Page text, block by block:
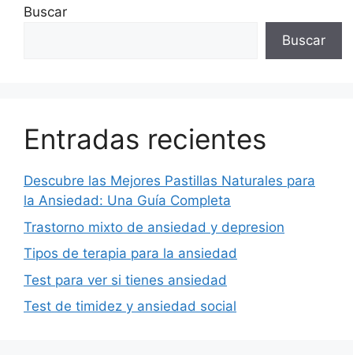
Buscar
Buscar
Entradas recientes
Descubre las Mejores Pastillas Naturales para
la Ansiedad: Una Guía Completa
Trastorno mixto de ansiedad y depresion
Tipos de terapia para la ansiedad
Test para ver si tienes ansiedad
Test de timidez y ansiedad social